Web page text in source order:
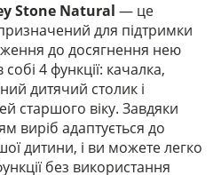
Stone Natural — це
для підтримки
до досягнення нею
4 функції: качалка,
дитячий столик і
старшого віку. Завдяки
виріб адаптується до
дитини, і ви можете легко
без використання